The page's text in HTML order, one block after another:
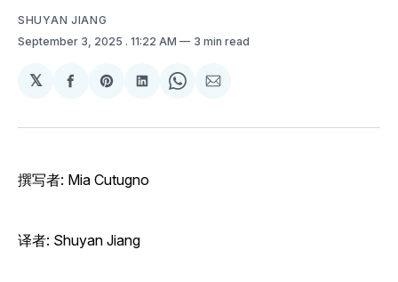
SHUYAN JIANG
September 3, 2025 . 11:22 AM 3 min read
𝕏
Share
Facebook
Share
Pinterest
Share
LinkedIn
Share
WhatsApp
Share
Email
撰写者: Mia Cutugno
译者: Shuyan Jiang